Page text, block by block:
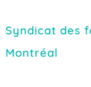
Syndicat des
Montréal